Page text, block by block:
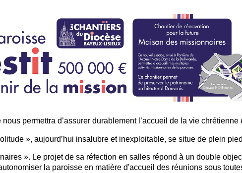
permettra d’assurer durablement l’accueil de la vie chrétienne
», aujourd’hui insalubre et inexploitable, se situe de plein
». Le projet de sa réfection en salles répond à un double
la paroisse en matière d'accueil des réunions sous